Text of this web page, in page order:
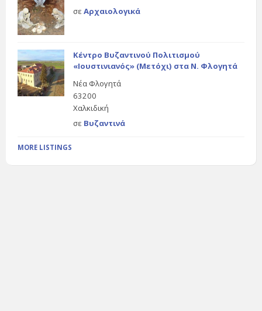
σε Αρχαιολογικά
Κέντρο Βυζαντινού Πολιτισμού
«Ιουστινιανός» (Μετόχι) στα Ν. Φλογητά
Νέα Φλογητά
63200
Χαλκιδική
σε Βυζαντινά
MORE LISTINGS